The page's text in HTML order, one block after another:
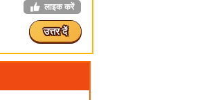
लाइक करें
उत्तर दें